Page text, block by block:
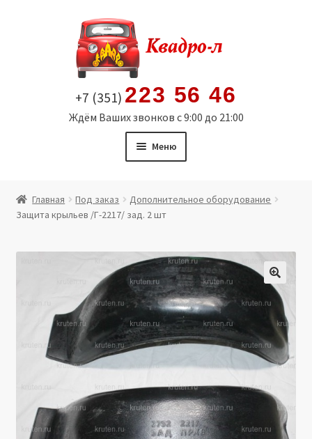
содержимому
+7 (351) 223 56 46
Ждём Ваших звонков с 9:00 до 21:00
Меню
Витрина
Мой аккаунт
Политика в отношении обработки персональных
Производители
Главная Под заказ
Дополнительное оборудование
Защита крыльев /Г-2217/ зад. 2 шт
🔍